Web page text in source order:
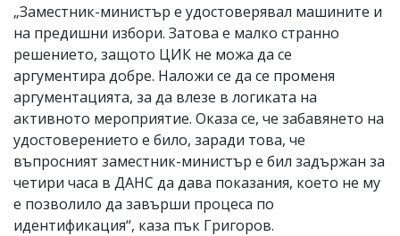
„Заместник-министър е удостоверявал машините и
на предишни избори. Затова е малко странно
решението, защото ЦИК не можа да се
аргументира добре. Наложи се да се променя
аргументацията, за да влезе в логиката на
активното мероприятие. Оказа се, че забавянето на
удостоверението е било, заради това, че
въпросният заместник-министър е бил задържан за
четири часа в ДАНС да дава показания, което не му
е позволило да завърши процеса по
идентификация“, каза пък Григоров.